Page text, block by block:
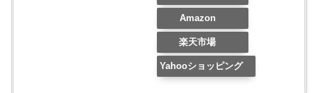
Amazon
楽天市場
Yahooショッピング